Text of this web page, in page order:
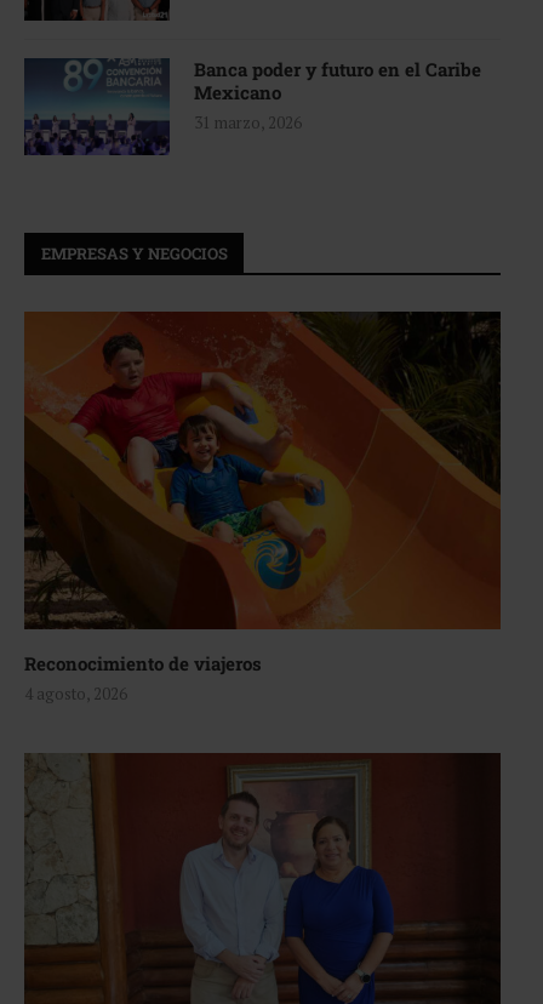
Banca poder y futuro en el Caribe
Mexicano
31 marzo, 2026
EMPRESAS Y NEGOCIOS
Reconocimiento de viajeros
4 agosto, 2026